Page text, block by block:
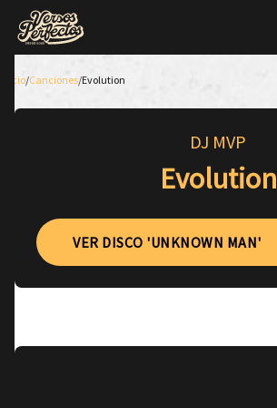
Inicio/Canciones/Evolution
DJ MVP
Evolution
VER DISCO 'UNKNOWN MAN'